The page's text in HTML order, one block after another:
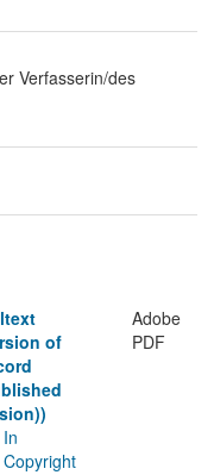
Verfasserin/des
of
Adobe
PDF
In
Copyright